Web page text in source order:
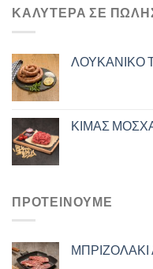
ΚΑΛΎΤΕΡΑ ΣΕ
ΛΟΥΚΑΝΙΚΟ
ΚΙΜΑΣ
ΠΡΟΤΕΙΝΟΥΜΕ